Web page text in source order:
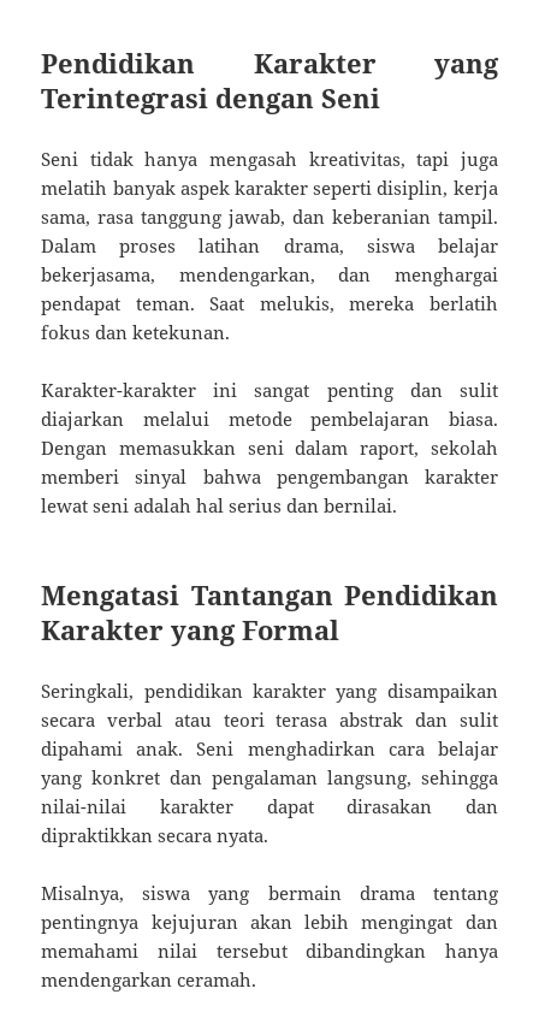
Pendidikan Karakter yang
Terintegrasi dengan Seni
Seni tidak hanya mengasah kreativitas, tapi juga
melatih banyak aspek karakter seperti disiplin, kerja
sama, rasa tanggung jawab, dan keberanian tampil.
Dalam proses latihan drama, siswa belajar
bekerjasama, mendengarkan, dan menghargai
pendapat teman. Saat melukis, mereka berlatih
fokus dan ketekunan.
Karakter-karakter ini sangat penting dan sulit
diajarkan melalui metode pembelajaran biasa.
Dengan memasukkan seni dalam raport, sekolah
memberi sinyal bahwa pengembangan karakter
lewat seni adalah hal serius dan bernilai.
Mengatasi Tantangan Pendidikan
Karakter yang Formal
Seringkali, pendidikan karakter yang disampaikan
secara verbal atau teori terasa abstrak dan sulit
dipahami anak. Seni menghadirkan cara belajar
yang konkret dan pengalaman langsung, sehingga
nilai-nilai karakter dapat dirasakan dan
dipraktikkan secara nyata.
Misalnya, siswa yang bermain drama tentang
pentingnya kejujuran akan lebih mengingat dan
memahami nilai tersebut dibandingkan hanya
mendengarkan ceramah.